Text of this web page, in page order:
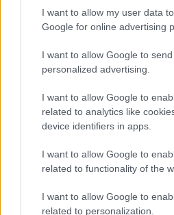
I want to allow my user data
Google for online advertising
I want to allow Google to
personalized advertising.
I want to allow Google to
related to analytics like
device identifiers in apps.
I want to allow Google to
related to functionality of the
I want to allow Google to
related to personalization.
Kate Swade, Fest
Kritikák a La Divina Commedia-ról
"Barbár ünnep, harsány moralitás,
vizuális sokk.
Aki kihagyta a Derevo La Divina
lassan végéhez közeledő
vendégjátékával lett szegényebb."
"A Derevo egyik fő érdeme, hogy